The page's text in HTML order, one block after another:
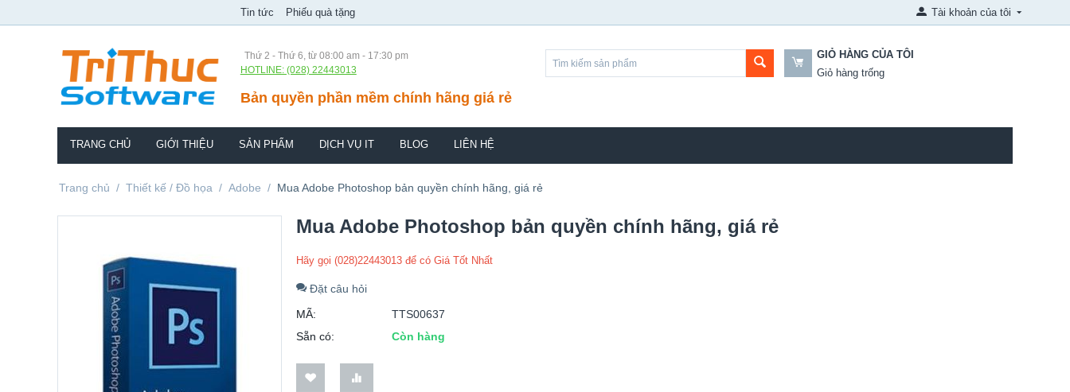
Tin tức Phiếu quà tặng Tài khoản của tôi
Thứ 2 - Thứ 6, từ 08:00 am - 17:30 pm
HOTLINE: (028) 22443013
Bản quyền phần mềm chính hãng giá rẻ
GIỎ HÀNG CỦA TÔI
Giỏ hàng trống
TRANG CHỦ GIỚI THIỆU SẢN PHẨM DỊCH VỤ IT BLOG LIÊN HỆ
Trang chủ / Thiết kế / Đồ họa / Adobe / Mua Adobe Photoshop bản quyền chính hãng, giá rẻ
Mua Adobe Photoshop bản quyền chính hãng, giá rẻ
Hãy gọi (028)22443013 để có Giá Tốt Nhất
Đặt câu hỏi
MÃ:
TTS00637
Sẵn có:
Còn hàng